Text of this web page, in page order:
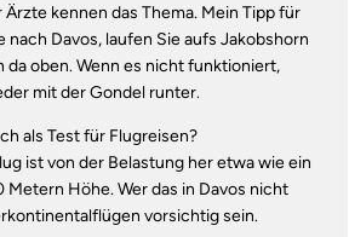
kennen das Thema. Mein Tipp für
nach Davos, laufen Sie aufs Jakobshorn
da oben. Wenn es nicht funktioniert,
mit der Gondel runter.
als Test für Flugreisen?
ist von der Belastung her etwa wie ein
Metern Höhe. Wer das in Davos nicht
vorsichtig sein.